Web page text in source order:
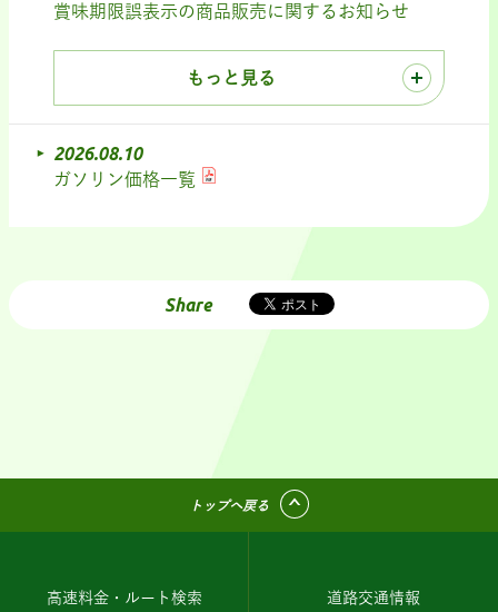
賞味期限誤表示の商品販売に関するお知らせ
もっと見る
2026.08.10
ガソリン価格一覧
Share
トップへ戻る
高速料金・ルート検索 道路交通情報